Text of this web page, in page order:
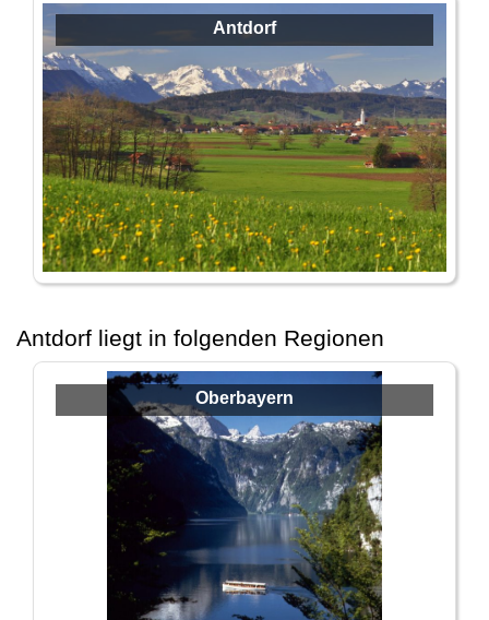
Antdorf
Antdorf liegt in folgenden Regionen
Oberbayern